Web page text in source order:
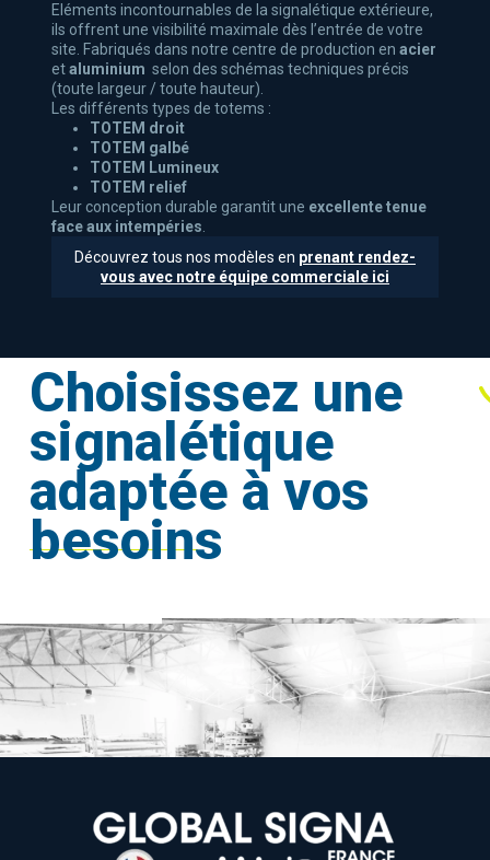
Eléments incontournables de la signalétique extérieure,
ils offrent une visibilité maximale dès l’entrée de votre
site. Fabriqués dans notre centre de production en acier
etaluminium selon des schémas techniques précis
(toute largeur / toute hauteur).
Les différents types de totems :
TOTEM droit
TOTEM galbé
TOTEM Lumineux
TOTEM relief
Leur conception durable garantit une excellente tenue
face aux intempéries
Découvrez tous nos modèles en prenant rendez-
vous avec notre équipe commerciale ici
Choisissez une
signalétique
adaptée à vos
besoins